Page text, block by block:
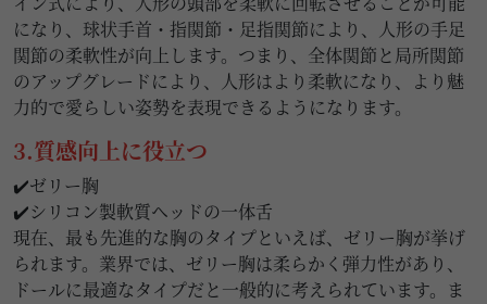
になり、球状手首・指関節・足指関節により、人形の手足
関節の柔軟性が向上します。つまり、全体関節と局所関節
のアップグレードにより、人形はより柔軟になり、より魅
力的で愛らしい姿勢を表現できるようになります。
3.質感向上に役立つ
✔️ゼリー胸
✔️シリコン製軟質ヘッドの一体舌
現在、最も先進的な胸のタイプといえば、ゼリー胸が挙げ
られます。業界では、ゼリー胸は柔らかく弾力性があり、
ドールに最適なタイプだと一般的に考えられています。ま